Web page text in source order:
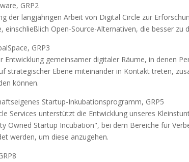
GRP2
der langjährigen Arbeit von Digital Circle zur
einschließlich Open-Source-Alternativen, die besser zu
GRP3
Entwicklung gemeinsamer digitaler Räume, in denen
strategischer Ebene miteinander in Kontakt treten,
können.
Startup-Inkubationsprogramm, GRP5
Services unterstützt die Entwicklung unseres
Owned Startup Incubation", bei dem Bereiche für
werden, um diese anzugehen.